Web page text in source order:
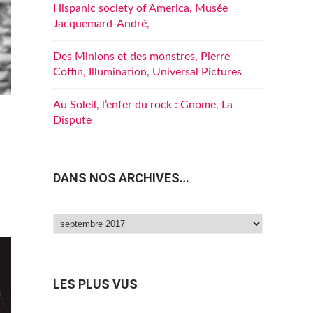
Hispanic society of America, Musée
Jacquemard-André,
Des Minions et des monstres, Pierre
Coffin, Illumination, Universal Pictures
Au Soleil, l’enfer du rock : Gnome, La
Dispute
DANS NOS ARCHIVES…
Dans
LES PLUS VUS